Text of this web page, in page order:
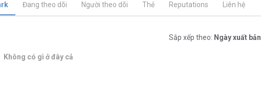
Đang theo dõi Người theo dõi Thẻ Reputations Liên hệ
Sắp xếp theo: Ngày xuất bản
Không có gì ở đây cả